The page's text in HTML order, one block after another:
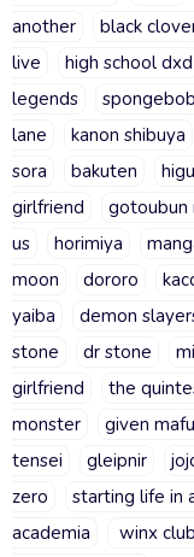
another
black
live
high school dxd
legends
lane
kanon shibuya
sora
bakuten
girlfriend
gotoubun
us
horimiya
moon
dororo
yaiba
demon
stone
dr stone
girlfriend
the
monster
given
tensei
gleipnir
zero
starting life in
academia
winx club